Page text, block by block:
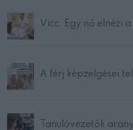
Vicc: Egy nő elnézi
A férj képzelgései
Tanulóvezetők